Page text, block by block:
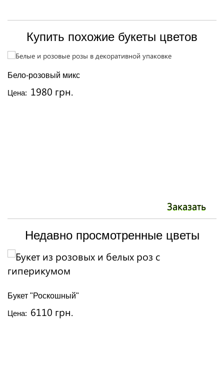
Купить похожие букеты цветов
Бело-розовый микс
Цена: 1980 грн.
Заказать
Недавно просмотренные цветы
Букет "Роскошный"
Цена: 6110 грн.